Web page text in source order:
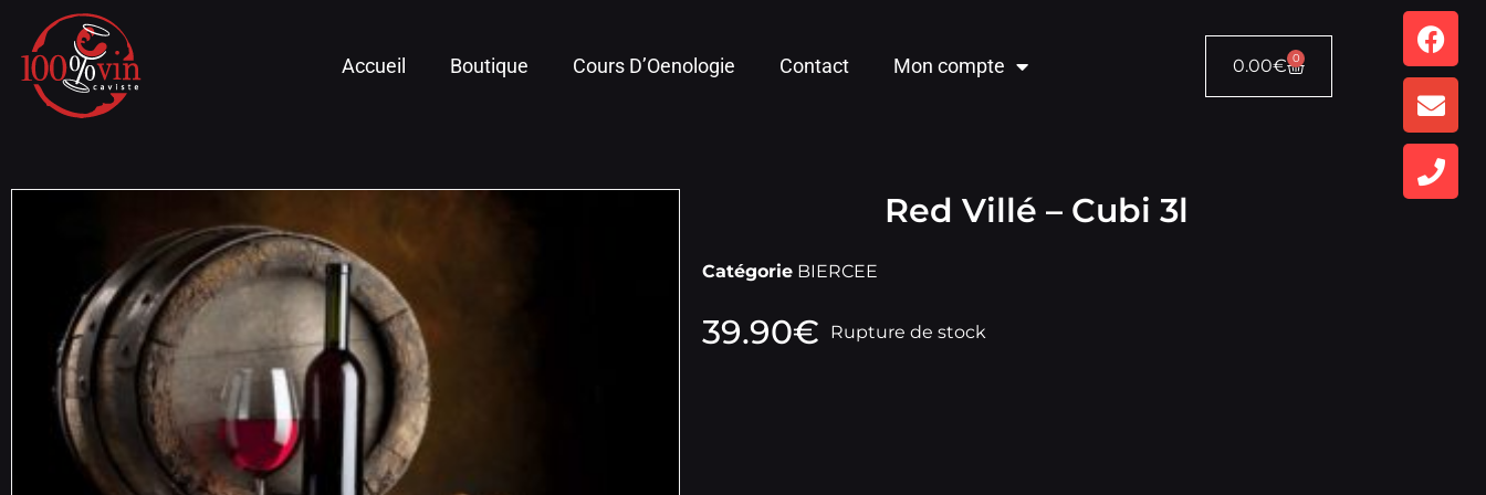
Accueil Boutique Cours D’Oenologie Contact Mon compte 0.00€ 0
Red Villé – Cubi 3l
Catégorie BIERCEE
39.90€ Rupture de stock